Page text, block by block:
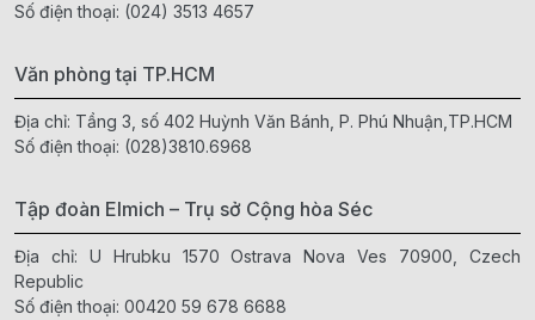
Số điện thoại: (024) 3513 4657
Văn phòng tại TP.HCM
Địa chỉ: Tầng 3, số 402 Huỳnh Văn Bánh, P. Phú Nhuận,TP.HCM
Số điện thoại: (028)3810.6968
Tập đoàn Elmich – Trụ sở Cộng hòa Séc
Địa chỉ: U Hrubku 1570 Ostrava Nova Ves 70900, Czech
Republic
Số điện thoại: 00420 59 678 6688